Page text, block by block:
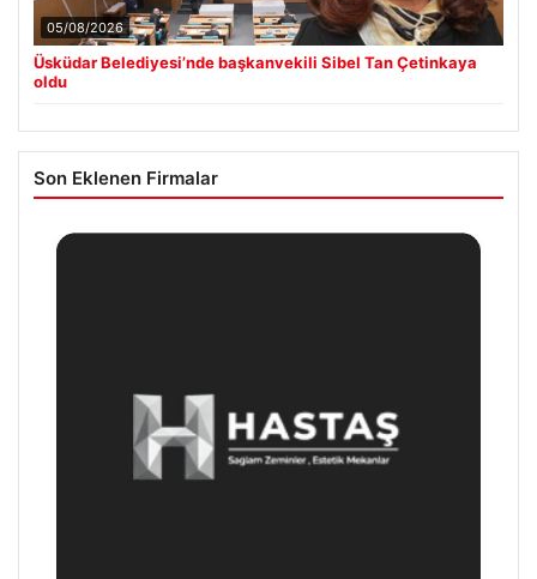
05/08/2026
Üsküdar Belediyesi’nde başkanvekili Sibel Tan Çetinkaya
oldu
Son Eklenen Firmalar